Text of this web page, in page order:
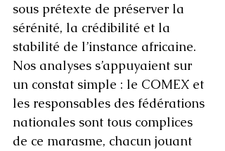
sous prétexte de préserver la
sérénité, la crédibilité et la
stabilité de l’instance africaine.
Nos analyses s’appuyaient sur
un constat simple : le COMEX et
les responsables des fédérations
nationales sont tous complices
de ce marasme, chacun jouant